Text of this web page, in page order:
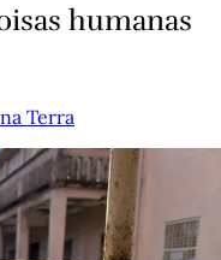
humanas
Terra